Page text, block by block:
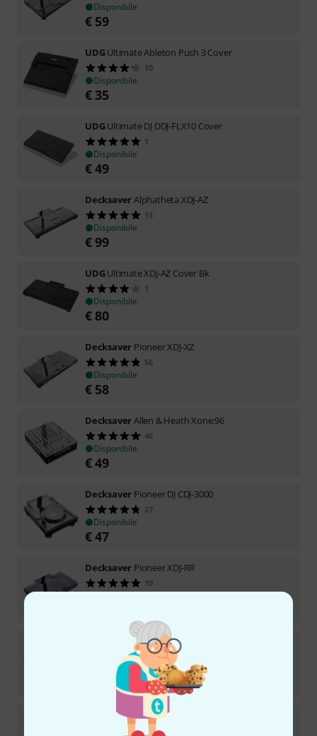
Disponibile
€ 59
UDGUltimate Ableton Push 3 Cover
10
Disponibile
€ 35
UDGUltimate DJ DDJ-FLX10 Cover
1
Disponibile
€49
DecksaverAlphatheta XDJ-AZ
13
Disponibile
€99
UDGUltimate XDJ-AZ Cover Bk
1
Disponibile
€ 80
Decksaver Pioneer XDJ-XZ
56
Disponibile
€ 58
DecksaverAllen & Heath Xone:96
46
Disponibile
€49
Decksaver Pioneer DJ CDJ-3000
27
Disponibile
€47
Decksaver Pioneer XDJ-RR
10
Disponibile
Hercules DJControl Inpulse 500
26
Disponibile
Decksaver Pioneer DJM-V10
12